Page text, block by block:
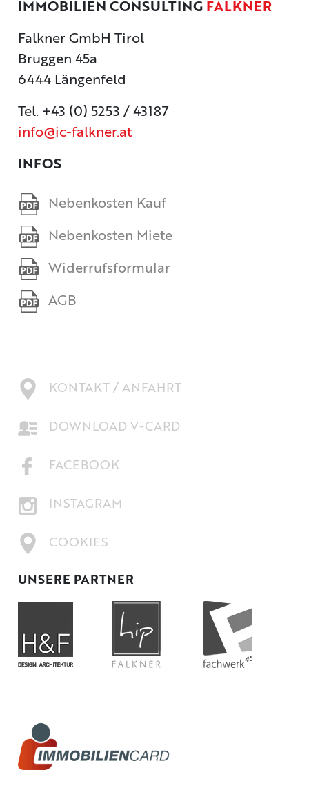
IMMOBILIEN CONSULTING FALKNER
Falkner GmbH Tirol
Bruggen 45a
6444 Längenfeld
Tel. +43 (0) 5253 / 43187
info@ic-falkner.at
INFOS
Nebenkosten Kauf
Nebenkosten Miete
Widerrufsformular
AGB
KONTAKT / ANFAHRT
DOWNLOAD V-CARD
FACEBOOK
INSTAGRAM
COOKIES
UNSERE PARTNER